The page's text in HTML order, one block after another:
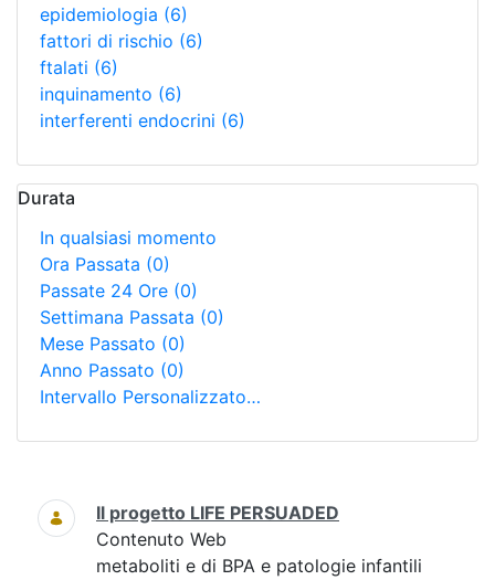
epidemiologia (6)
fattori di rischio (6)
ftalati (6)
inquinamento (6)
interferenti endocrini (6)
Durata
In qualsiasi momento
Ora Passata (0)
Passate 24 Ore (0)
Settimana Passata (0)
Mese Passato (0)
Anno Passato (0)
Intervallo Personalizzato…
Ricerca
Il progetto LIFE PERSUADED
Contenuto Web
metaboliti e di BPA e patologie infantili